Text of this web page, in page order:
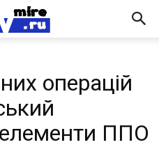
операцій
елементи ППО